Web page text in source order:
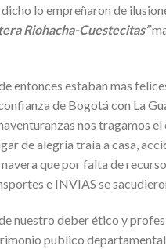
lo empreñaron de
Riohacha-Cuestecitas”
entonces estaban más
de Bogotá con La
nos tragamos
de alegría traía a casa,
que por falta de
e INVIAS se
nuestro deber ético y
publico